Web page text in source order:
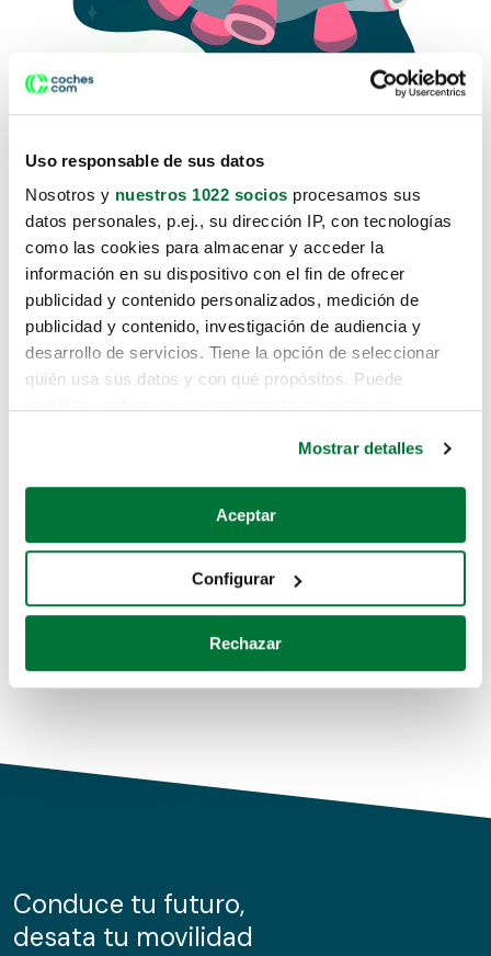
Uso responsable de sus datos
Nosotros y nuestros 1022 socios procesamos sus
datos personales, p.ej., su dirección IP, con tecnologías
como las cookies para almacenar y acceder la
información en su dispositivo con el fin de ofrecer
publicidad y contenido personalizados, medición de
publicidad y contenido, investigación de audiencia y
desarrollo de servicios. Tiene la opción de seleccionar
quién usa sus datos y con qué propósitos. Puede
Si lo permite, también quisiéramos:
Recopilar información sobre su ubicación geográfica
Identificar su dispositivo analizándolo activamente
para buscar características específicas (huellas
Obtenga más información sobre cómo se procesan sus
de cookies.
información sobre el uso que haga del sitio web con
nuestros partners de redes sociales, publicidad y análisis
Mostrar detalles
Aceptar
Configurar
Rechazar
Lo sentimos, no sabemos como
te hemos traido hasta aquí.
Pero puedes encontrar el coche que estás
buscando en alguno de estos enlaces:
Coches de segunda mano
Coches de km0
Conduce tu futuro,
desata tu movilidad